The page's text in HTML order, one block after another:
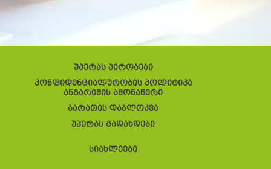
უპერას პირობები
კონფიდენციალურობის პოლიტიკა
ანგარიშის ამონაწერი
ბარათის დაბლოკვა
უპერას გადახდები
სიახლეები